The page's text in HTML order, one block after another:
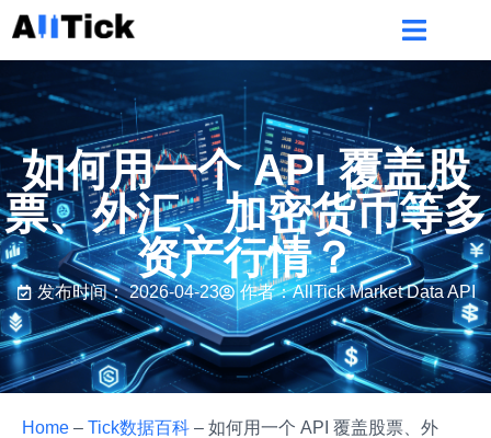
如何用一个 API 覆盖股
票、外汇、加密货币等多
资产行情？
发布时间： 2026-04-23 作者：AllTick Market Data API
Home – Tick数据百科 – 如何用一个 API 覆盖股票、外